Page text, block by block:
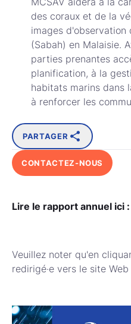
des coraux et de la
images d'observation
(Sabah) en Malaisie.
parties prenantes
planification, à la
habitats marins dans
à renforcer les
PARTAGER
CONTACTEZ-NOUS
Lire le rapport annuel ici :
Veuillez noter qu'en
redirigé·e vers le site